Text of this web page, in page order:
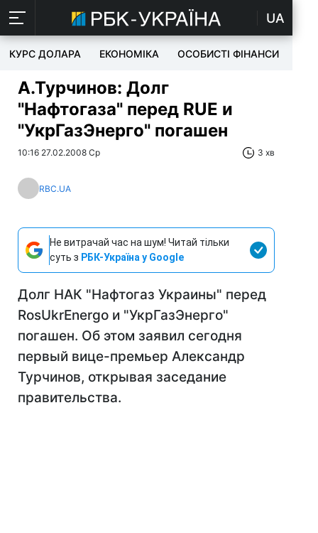
UA
КУРС ДОЛАРА ЕКОНОМІКА ОСОБИСТІ ФІНАНСИ
А.Турчинов: Долг
"Нафтогаза" перед RUE и
"УкрГазЭнерго" погашен
10:16 27.02.2008 Ср 3 хв
RBC.UA
Не витрачай час на шум! Читай тільки
суть з РБК-Україна у Google
Долг НАК "Нафтогаз Украины" перед
RоsUkrEnergo и "УкрГазЭнерго"
погашен. Об этом заявил сегодня
первый вице-премьер Александр
Турчинов, открывая заседание
правительства.